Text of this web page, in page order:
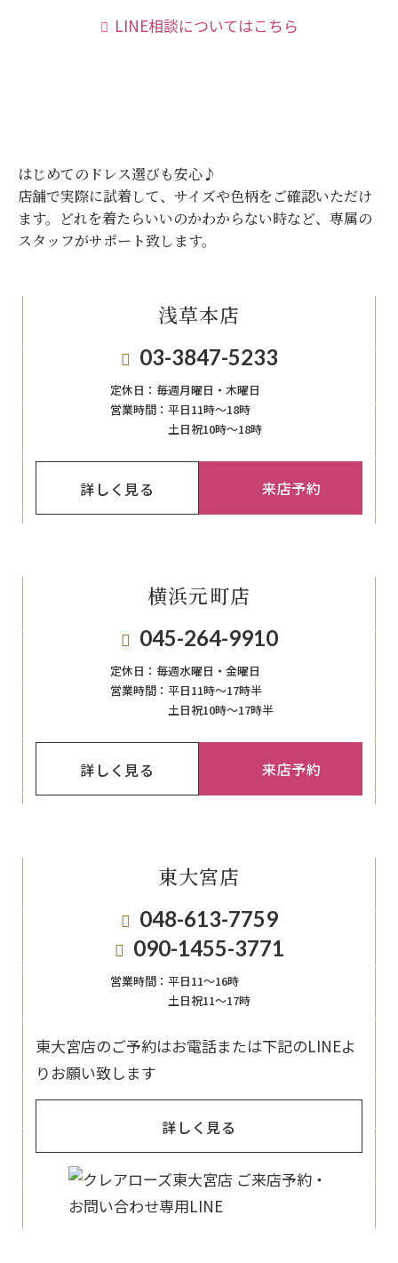
LINE相談についてはこちら
はじめてのドレス選びも安心♪
店舗で実際に試着して、サイズや色柄をご確認いただけ
ます。
どれを着たらいいのかわからない時など、専属の
スタッフがサポート致します。
浅草本店
03-3847-5233
定休日： 毎週月曜日・木曜日
営業時間： 平日11時～18時
土日祝10時～18時
詳しく見る 来店予約
横浜元町店
045-264-9910
定休日： 毎週⽔曜⽇‧⾦曜⽇
営業時間： 平日11時～17時半
土日祝10時～17時半
詳しく見る 来店予約
東大宮店
048-613-7759
090-1455-3771
営業時間： 平日11〜16時
土日祝11〜17時
東大宮店のご予約はお電話または下記のLINEよ
りお願い致します
詳しく見る